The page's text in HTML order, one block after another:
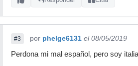
#3 por phelge6131 el 08/05/2019
Perdona mi mal español, pero soy